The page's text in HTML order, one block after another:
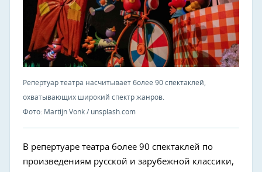
Репертуар театра насчитывает более 90 спектаклей,
охватывающих широкий спектр жанров.
Фото: Martijn Vonk / unsplash.com
В репертуаре театра более 90 спектаклей по
произведениям русской и зарубежной классики,